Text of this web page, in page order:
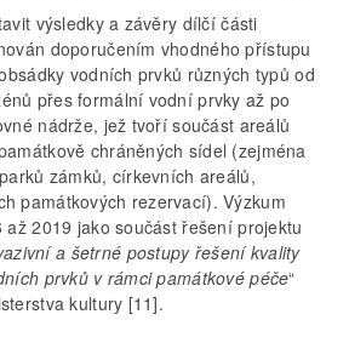
výsledky a závěry dílčí části
doporučením vhodného přístupu
vodních prvků různých typů od
přes formální vodní prvky až po
nádrže, jež tvoří součást areálů
chráněných sídel (zejména
zámků, církevních areálů,
památkových rezervací). Výzkum
2019 jako součást řešení projektu
a šetrné postupy řešení kvality
prvků v rámci památkové péče“
kultury [11].